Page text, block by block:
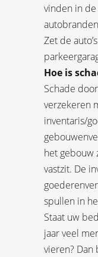
vinden in
Zet de
Hoe is
Schade
verzekeren
inventaris/
het gebouw
vastzit. De
spullen in
Staat uw
jaar veel
vieren? Dan